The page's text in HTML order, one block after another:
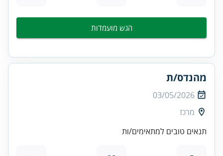
הגש מועמדות
מהנדס/ת
03/05/2026
מרכז
תנאים טובים למתאימים/ות